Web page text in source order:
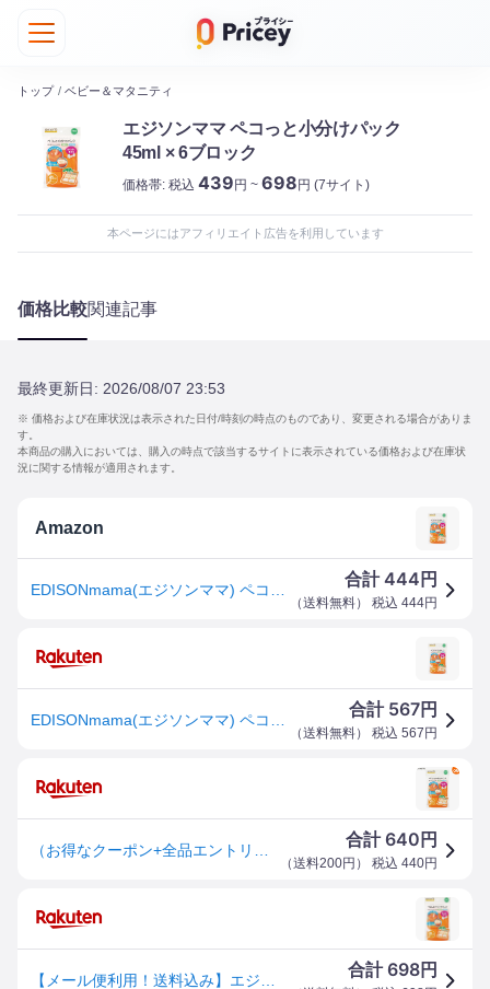
トップ / ベビー＆マタニティ
エジソンママ ペコっと小分けパック
45ml × 6ブロック
価格帯: 税込 439円 ~ 698円 (7サイト)
本ページにはアフィリエイト広告を利用しています
価格比較関連記事
最終更新日: 2026/08/07 23:53
※ 価格および在庫状況は表示された日付/時刻の時点のものであり、変更される場合がありま
す。
本商品の購入においては、購入の時点で該当するサイトに表示されている価格および在庫状
況に関する情報が適用されます。
Amazon
合計444 円
（送料無料） 税込 444円
合計 567円
（送料無料） 税込 567 円
合計640 円
（送料200円 ） 税込 440円
合計698円